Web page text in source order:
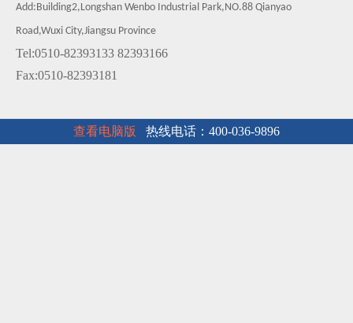
Add:Building2,Longshan Wenbo Industrial Park,NO.88 Qianyao
Road,Wuxi City,Jiangsu Province
Tel:0510-82393133 82393166
Fax:0510-82393181
查看电脑版 热线电话：400-036-9896